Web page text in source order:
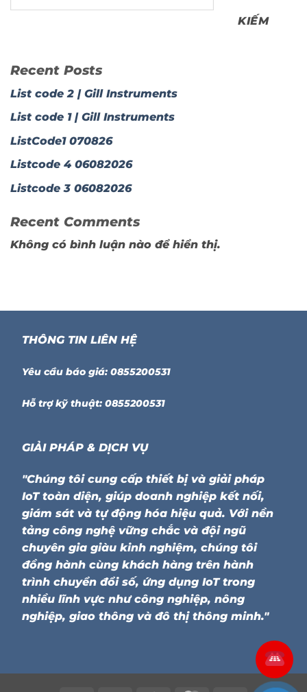
KIẾM
Recent Posts
List code 2 | Gill Instruments
List code 1 | Gill Instruments
ListCode1 070826
Listcode 4 06082026
Listcode 3 06082026
Recent Comments
Không có bình luận nào để hiển thị.
THÔNG TIN LIÊN HỆ
Yêu cầu báo giá: 0855200531
Hỗ trợ kỹ thuật: 0855200531
GIẢI PHÁP & DỊCH VỤ
"Chúng tôi cung cấp thiết bị và giải pháp
IoT toàn diện, giúp doanh nghiệp kết nối,
giám sát và tự động hóa hiệu quả. Với nền
tảng công nghệ vững chắc và đội ngũ
chuyên gia giàu kinh nghiệm, chúng tôi
đồng hành cùng khách hàng trên hành
trình chuyển đổi số, ứng dụng IoT trong
nhiều lĩnh vực như công nghiệp, nông
nghiệp, giao thông và đô thị thông minh."